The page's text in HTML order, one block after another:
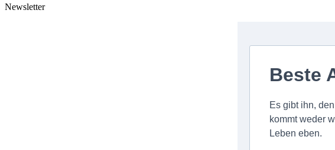
Newsletter